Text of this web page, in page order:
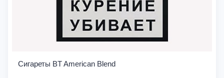
Сигареты BT American Blend